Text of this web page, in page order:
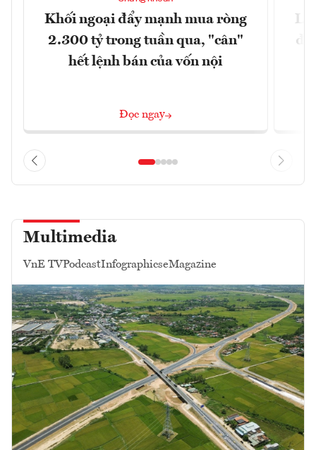
Khối ngoại đẩy mạnh mua ròng
2.300 tỷ trong tuần qua, "cân"
hết lệnh bán của vốn nội
Đọc ngay
Multimedia
VnE TVPodcastInfographicseMagazine